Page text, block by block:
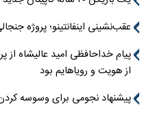
عقب‌نشینی اینفانتینو؛ پروژه
پیام خداحافظی امید عالیشاه
از هویت و رویاهایم بود
پیشنهاد نجومی برای وسوسه